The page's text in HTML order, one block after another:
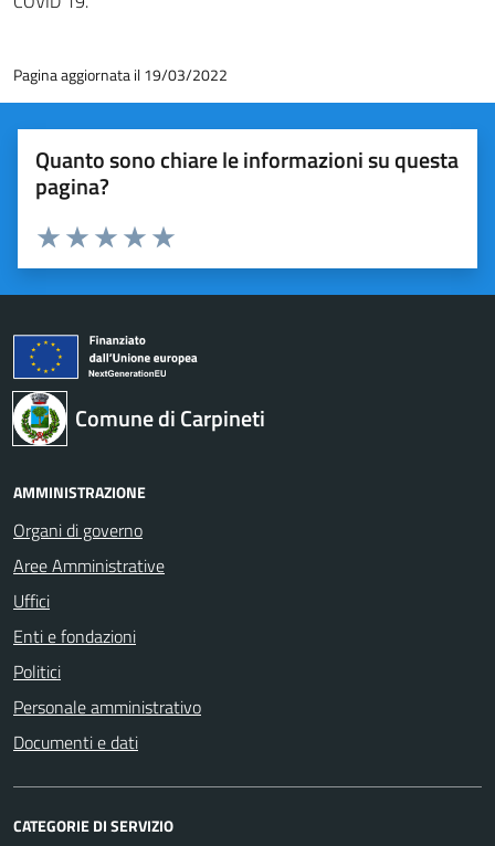
Pagina aggiornata il 19/03/2022
Quanto sono chiare le informazioni su questa
pagina?
Valuta 5 stelle su 5
Valuta 4 stelle su 5
Valuta 3 stelle su 5
Valuta 2 stelle su 5
Valuta 1 stelle su 5
Comune di Carpineti
AMMINISTRAZIONE
Organi di governo
Aree Amministrative
Uffici
Enti e fondazioni
Politici
Personale amministrativo
Documenti e dati
CATEGORIE DI SERVIZIO